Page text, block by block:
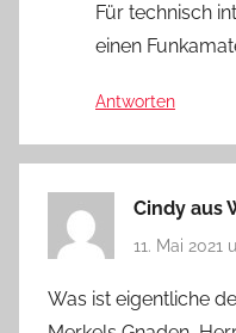
Für technisch
einen
Antworten
Cindy aus
11. Mai 2021
Was ist eigentliche